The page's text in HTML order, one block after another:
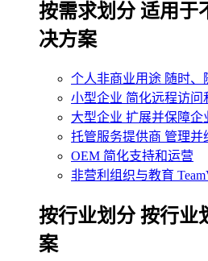
按需求划分 适用于
决方案
个人非商业用途 随时、
小型企业 简化远程访问
大型企业 扩展并保障企
托管服务提供商 管理并
OEM 简化支持和运营
非营利组织与教育
‌按行业划分 按行业
案